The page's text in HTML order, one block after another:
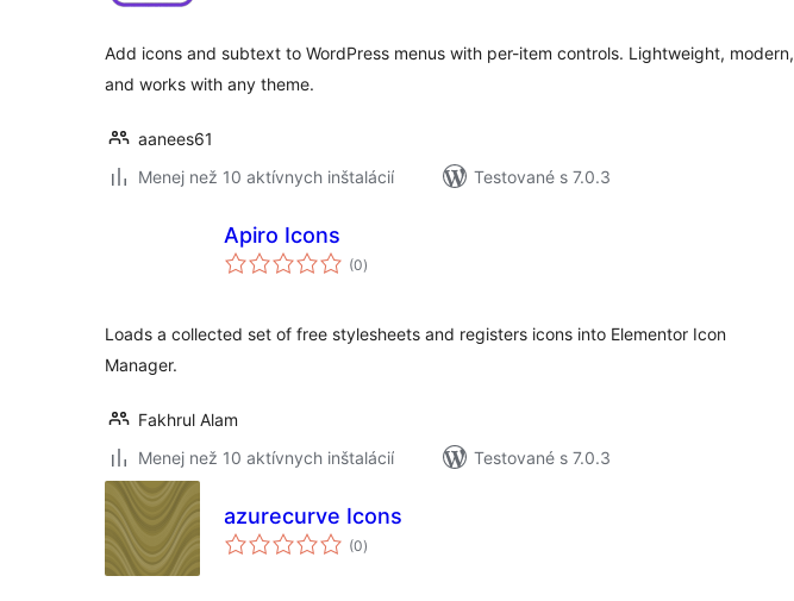
Add icons and subtext to WordPress menus with per-item controls. Lightweight, modern,
and works with any theme.
aanees61
Menej než 10 aktívnych inštalácií
Testované s 7.0.3
Apiro Icons
(0celkové
hodnotenie
)
Loads a collected set of free stylesheets and registers icons into Elementor Icon
Manager.
Fakhrul Alam
Menej než 10 aktívnych inštalácií
Testované s 7.0.3
azurecurve Icons
(0celkové
hodnotenie
)